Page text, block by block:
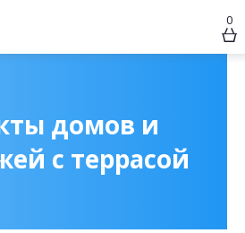
0
домов и
с террасой
покупки